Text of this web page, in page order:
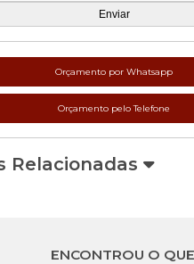
Orçamento por Whatsapp
Orçamento pelo Telefone
Relacionadas
ENCONTROU O